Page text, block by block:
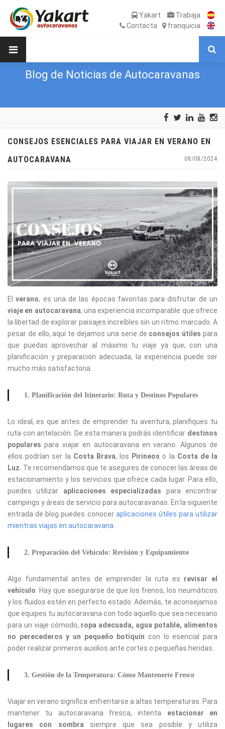
Yakart
Trabaja
Contacta
franquicia
Blog de Noticias de Autocaravanas
CONSEJOS ESENCIALES PARA VIAJAR EN VERANO EN
AUTOCARAVANA
08/08/2024
Elverano, es una de las épocas favoritas para disfrutar de un
viaje en autocaravana, una experiencia incomparable que ofrece
la libertad de explorar paisajes increíbles sin un ritmo marcado. A
pesar de ello, aquí te dejamos una serie de consejos útilespara
que puedas aprovechar al máximo tu viaje ya que, con una
planificación y preparación adecuada, la experiencia puede ser
mucho más satisfactoria.
1. Planificación del Itinerario: Ruta y Destinos Populares
Lo ideal, es que antes de emprender tu aventura, planifiques tu
ruta con antelación. De esta manera podrás identificar destinos
populares para viajar en autocaravana en verano. Algunos de
ellos podrían ser la Costa Brava, los Pirineos o la Costa de la
Luz. Te recomendamos que te asegures de conocer las áreas de
estacionamiento y los servicios que ofrece cada lugar. Para ello,
puedes utilizar aplicaciones especializadas para encontrar
campings y áreas de servicio para autocaravanas. En la siguiente
entrada de blog puedes conocer aplicaciones útiles para utilizar
mientras viajas en autocaravana.
2. Preparación del Vehículo: Revisión y Equipamiento
Algo fundamental antes de emprender la ruta es revisar el
vehículo . Hay que asegurarse de que los frenos, los neumáticos
y los fluidos estén en perfecto estado. Además, te aconsejamos
que equipes tu autocaravana con todo aquello que sea necesario
para un viaje cómodo, ropa adecuada, agua potable, alimentos
no perecederos y un pequeño botiquín con lo esencial para
poder realizar primeros auxilios ante cortes o pequeñas heridas.
3. Gestión de la Temperatura: Cómo Mantenerte Fresco
Viajar en verano significa enfrentarse a altas temperaturas. Para
mantener tu autocaravana fresca, intenta estacionar en
lugares con sombra siempre que sea posible y utiliza